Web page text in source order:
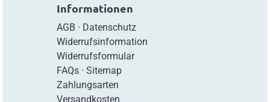
Informationen
AGB · Datenschutz
Widerrufsinformation
Widerrufsformular
FAQs· Sitemap
Zahlungsarten
Versandkosten